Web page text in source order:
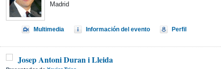
Madrid
Multimedia Información del evento Perfil
Josep Antoni Duran i Lleida